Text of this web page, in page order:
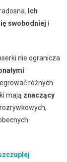
Ich
swobodniej i
nie ogranicza
różnych
mają znaczący